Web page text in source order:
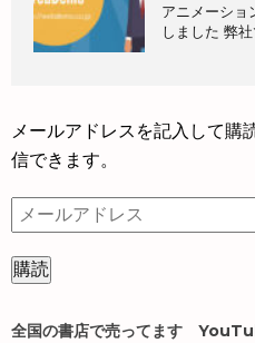
アニメーショ
しました 弊
メールアドレスを記入して購
信できます。
メ
ル
ド
全国の書店で売ってます